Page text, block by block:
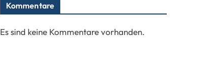
Kommentare
Es sind keine Kommentare vorhanden.